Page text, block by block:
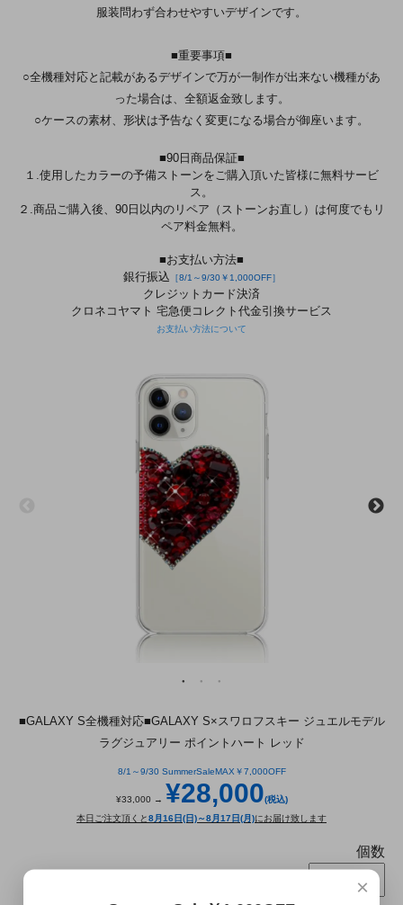
服装問わず合わせやすいデザインです。
■重要事項■
○全機種対応と記載があるデザインで万が一制作が出来ない機種があ
った場合は、全額返金致します。
○ケースの素材、形状は予告なく変更になる場合が御座います。
■90日商品保証■
１.使用したカラーの予備ストーンをご購入頂いた皆様に無料サービ
ス。
２.商品ご購入後、90日以内のリペア（ストーンお直し）は何度でもリ
ペア料金無料。
■お支払い方法■
銀行振込 ［8/1～9/30￥1,000OFF］
クレジットカード決済
クロネコヤマト 宅急便コレクト代金引換サービス
お支払い方法について
■GALAXY S全機種対応■GALAXY S×スワロフスキー ジュエルモデル
ラグジュアリー ポイントハート レッド
8/1～9/30 SummerSaleMAX￥7,000OFF
¥33,000 → ¥28,000(税込)
本日ご注文頂くと8月16日(日)～8月17日(月)にお届け致します
個数
×